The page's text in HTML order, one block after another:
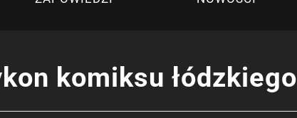
komiksu łódzkiego